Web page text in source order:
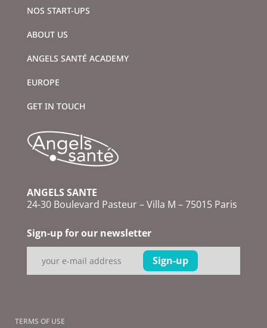
NOS START-UPS
ABOUT US
ANGELS SANTÉ ACADEMY
EUROPE
GET IN TOUCH
ANGELS SANTE
24-30 Boulevard Pasteur – Villa M – 75015 Paris
Sign-up for our newsletter
TERMS OF USE